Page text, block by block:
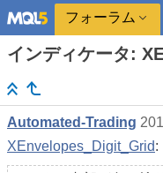
フォーラム
インディケータ:
Automated-Trading
XEnvelopes_Digit_Grid: